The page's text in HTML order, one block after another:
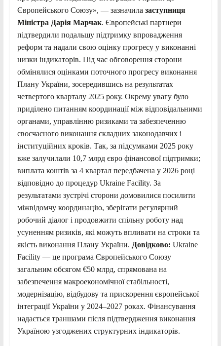
Європейського Союзу», — зазначила заступниця
Міністра Дарія Марчак. Європейські партнери
підтвердили подальшу підтримку впровадження
реформ та надали свою оцінку прогресу у виконанні
низки індикаторів. Під час обговорення сторони
обмінялися оцінками поточного прогресу виконання
Плану України, зосередившись на результатах
четвертого кварталу 2025 року. Окрему увагу було
приділено питанням координації між відповідальними
органами, управлінню ризиками та забезпеченню
своєчасного виконання складних законодавчих і
інституційних кроків. Так, за підсумками 2025 року
вже залучилали 10,7 млрд євро фінансової підтримки;
виплата коштів за 4 квартал передбачена у 2026 році
відповідно до процедур Ukraine Facility. За
результатами зустрічі сторони домовилися посилити
міжвідомчу координацію, зберігати регулярний
робочий діалог і продовжити спільну роботу над
усуненням ризиків, які можуть впливати на строки та
якість виконання Плану України. Довідково: Ukraine
Facility — це програма Європейського Союзу
загальним обсягом €50 млрд, спрямована на
забезпечення макроекономічної стабільності,
модернізацію, відбудову та прискорення європейської
інтеграції України у 2024–2027 роках. Фінансування
надається траншами після підтвердження виконання
Україною узгоджених структурних індикаторів.